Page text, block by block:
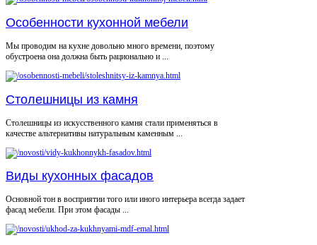
Особенности кухонной мебели
Мы проводим на кухне довольно много времени, поэтому
обустроена она должна быть рационально и ...
Столешницы из камня
Столешницы из искусственного камня стали применяться в
качестве альтернативы натуральным каменным ...
Виды кухонных фасадов
Основной тон в восприятии того или иного интерьера всегда задает
фасад мебели. При этом фасады ...